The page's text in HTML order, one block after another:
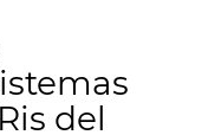
del